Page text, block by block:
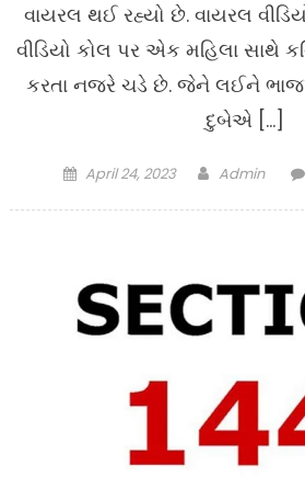
વાયરલ થઈ રહ્યો છે. વાયરલ
વીડિયો કોલ પર એક મહિલા સાથે
કરતા નજરે ચડે છે. જેને લઈને
દુબેએ […]
Posted
April 24, 2023 Author
Admin